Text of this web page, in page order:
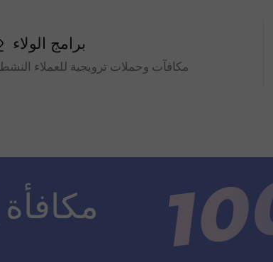
برامج الولاء
مكافآت وحملات ترويجية للعملاء